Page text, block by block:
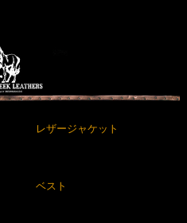
レザージャケット
ベスト